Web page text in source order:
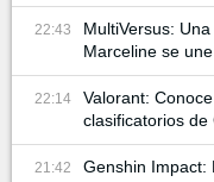
22:43
MultiVersus:
Marceline se
22:14
Valorant:
clasificatorios
21:42
Genshin Impact: